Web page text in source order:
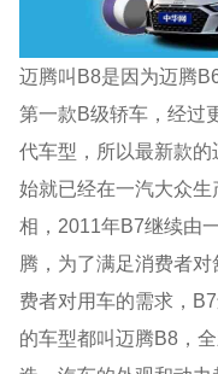
迈腾叫B8是因为迈腾
第一款B级轿车，经过
代车型，所以最新款
始就已经在一汽大众
相，2011年B7继续由
腾，为了满足消费者
费者对用车的需求，
的车型都叫迈腾B8，